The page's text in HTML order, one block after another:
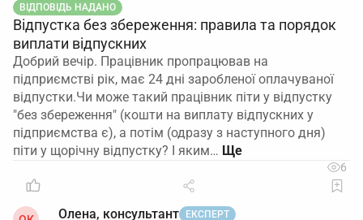
ВІДПОВІДЬ НАДАНО
Відпустка без збереження: правила та порядок
виплати відпускних
Добрий вечір. Працівник пропрацював на
підприємстві рік, має 24 дні заробленої оплачуваної
відпустки.Чи може такий працівник піти у відпустку
"без збереження" (кошти на виплату відпускних у
підприємства є), а потім (одразу з наступного дня)
піти у щорічну відпустку? І яким…
6
Олена, консультант ЕКСПЕРТ